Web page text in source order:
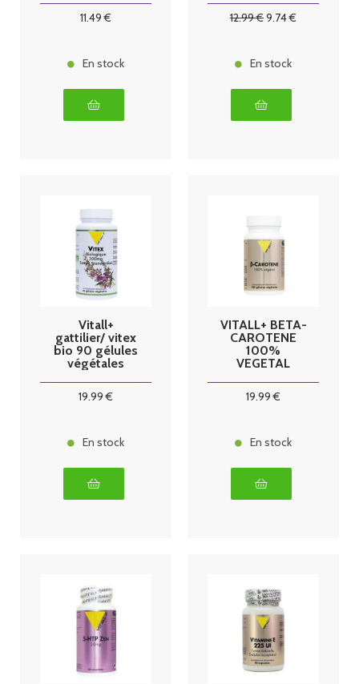
11.49 €
En stock
12.99€9.74€
En stock
Vitall+
gattilier/ vitex
bio 90 gélules
végétales
19.99 €
En stock
VITALL+ BETA-
CAROTENE
100%
VEGETAL
19.99 €
En stock